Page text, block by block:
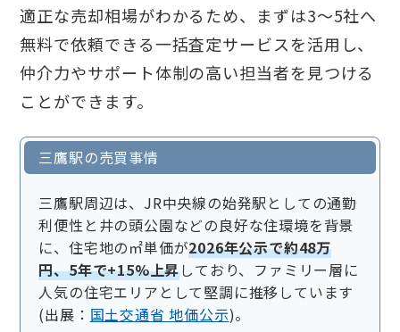
適正な売却相場がわかるため、まずは3〜5社へ
無料で依頼できる一括査定サービスを活用し、
仲介力やサポート体制の高い担当者を見つける
ことができます。
三鷹駅の売買事情
三鷹駅周辺は、JR中央線の始発駅としての通勤
利便性と井の頭公園などの良好な住環境を背景
に、住宅地の㎡単価が2026年公示で約48万
円、5年で+15%上昇しており、ファミリー層に
人気の住宅エリアとして堅調に推移しています
(出展： 国土交通省 地価公示)。